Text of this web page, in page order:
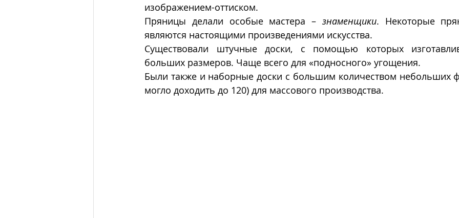
изображением-оттиском.
Пряницы делали особые мастера – знаменщики. Некоторые
являются настоящими произведениями искусства.
Существовали штучные доски, с помощью которых
больших размеров. Чаще всего для «подносного» угощения.
Были также и наборные доски с большим количеством небольших
могло доходить до 120) для массового производства.